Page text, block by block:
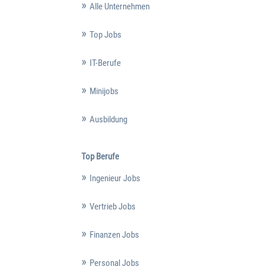
Alle Unternehmen
Top Jobs
IT-Berufe
Minijobs
Ausbildung
Top Berufe
Ingenieur Jobs
Vertrieb Jobs
Finanzen Jobs
Personal Jobs